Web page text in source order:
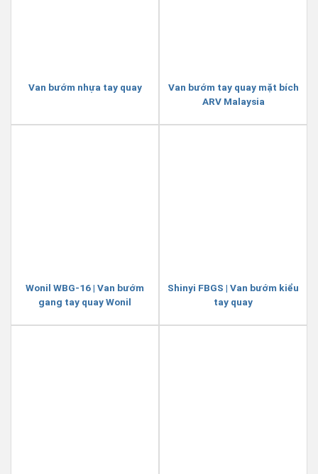
Van bướm nhựa tay quay
Van bướm tay quay mặt bích
ARV Malaysia
Wonil WBG-16 | Van bướm
gang tay quay Wonil
Shinyi FBGS | Van bướm kiểu
tay quay